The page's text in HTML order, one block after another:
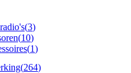
(3)
(10)
(1)
(264)